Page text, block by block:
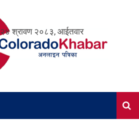
२४ श्रावण २०८३, आईतवार